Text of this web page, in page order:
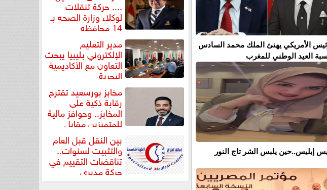
الأمريكي يهنئ الملك محمد السادس
العيد الوطني للمغرب
إبليس..حين يلبس الشر تاج النور
.... حركة تنقلات
لوكلاء وزارة الصحه بـ
14 محافظه
مدير التعليم
الإلكتروني بليبيا يبحث
التعاون مع الأكاديمية
البحرية
مخابز بورسعيد تقترح
رقابة ذكية على
المخابز.. وحوافز مالية
للمتميزين مقابل
بين النقل قبل العام
والتثبيت لسنوات..
تناقضات التقييم في
حركة مديري
”مستشفيات...